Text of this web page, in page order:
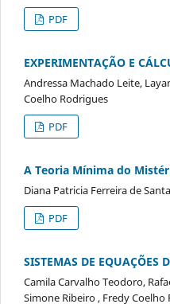
PDF
EXPERIMENTAÇÃO E
Andressa Machado Leite,
Coelho Rodrigues
PDF
A Teoria Mínima do
Diana Patricia Ferreira de
PDF
SISTEMAS DE
Camila Carvalho Teodoro,
Simone Ribeiro , Fredy Coelho